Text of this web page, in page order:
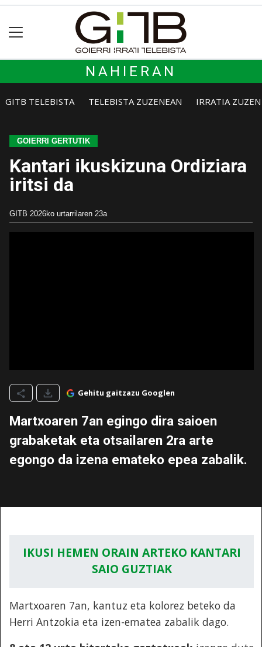
NAHIERAN
GITB TELEBISTA TELEBISTA ZUZENEAN IRRATIA
GOIERRI GERTUTIK
Kantari ikuskizuna Ordiziara
iritsi da
GITB 2026ko urtarrilaren 23a
Gehitu gaitzazu Googlen
Martxoaren 7an egingo dira saioen
grabaketak eta otsailaren 2ra arte
egongo da izena emateko epea zabalik.
IKUSI HEMEN ORAIN ARTEKO KANTARI
SAIO GUZTIAK
Martxoaren 7an, kantuz eta kolorez beteko da
Herri Antzokia eta izen-ematea zabalik dago.